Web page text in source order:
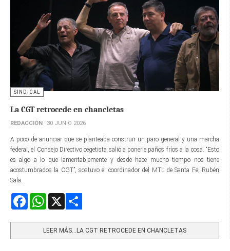
SINDICAL
La CGT retrocede en chancletas
REDACCIÓN 30 JUNIO 2026
A poco de anunciar que se planteaba construir un paro general y una marcha
federal, el Consejo Directivo cegetista salió a ponerle paños fríos a la cosa. “Esto
es algo a lo que lamentablemente y desde hace mucho tiempo nos tiene
acostumbrados la CGT”, sostuvo el coordinador del MTL de Santa Fe, Rubén
Sala.
FacebookWhatsApp
LEER MÁS…LA CGT RETROCEDE EN CHANCLETAS